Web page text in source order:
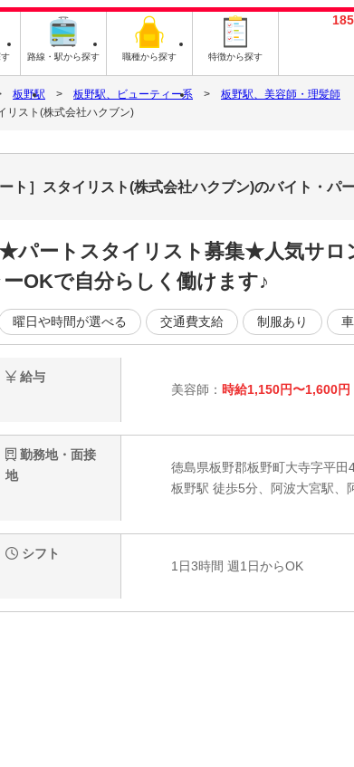
路線・駅から探す 職種から探す 特徴から探す
板野駅 板野駅、ビューティー系
板野駅、美容師・理髪師
リスト(株式会社ハクブン)
ト］スタイリスト(株式会社ハクブン)のバイト・パ
★パートスタイリスト募集★人気サ
OKで自分らしく働けます♪
曜日や時間が選べる 交通費支給 制服あり
給与
美容師： 時給1,150円〜1,600円
勤務地・面接
地
徳島県板野郡板野町大寺字平田
板野駅 徒歩5分、阿波大宮駅、
シフト
1日3時間 週1日からOK